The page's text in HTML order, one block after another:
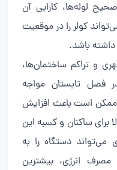
لوله‌ها، کارایی آن
کولر را در موقعیت
داشته باشد.
و تراکم ساختمان‌ها،
فصل تابستان مواجه
است باعث افزایش
برای ساکنان و کسبه این
دستگاه را به
انرژی، بیشترین